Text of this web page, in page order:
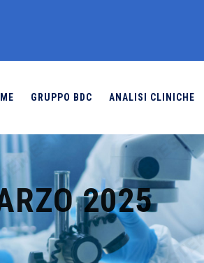
GRUPPO BDC ANALISI CLINICHE
2025